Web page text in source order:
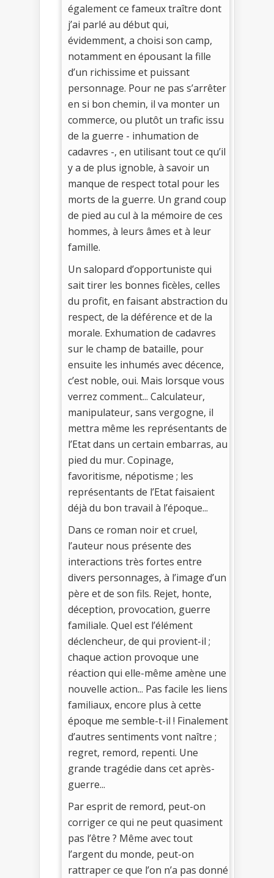
également ce fameux traître dont
j’ai parlé au début qui,
évidemment, a choisi son camp,
notamment en épousant la fille
d’un richissime et puissant
personnage. Pour ne pas s’arrêter
en si bon chemin, il va monter un
commerce, ou plutôt un trafic issu
de la guerre - inhumation de
cadavres -, en utilisant tout ce qu’il
y a de plus ignoble, à savoir un
manque de respect total pour les
morts de la guerre. Un grand coup
de pied au cul à la mémoire de ces
hommes, à leurs âmes et à leur
famille.
Un salopard d’opportuniste qui
sait tirer les bonnes ficèles, celles
du profit, en faisant abstraction du
respect, de la déférence et de la
morale. Exhumation de cadavres
sur le champ de bataille, pour
ensuite les inhumés avec décence,
c’est noble, oui. Mais lorsque vous
verrez comment... Calculateur,
manipulateur, sans vergogne, il
mettra même les représentants de
l’Etat dans un certain embarras, au
pied du mur. Copinage,
favoritisme, népotisme ; les
représentants de l’Etat faisaient
déjà du bon travail à l’époque...
Dans ce roman noir et cruel,
l’auteur nous présente des
interactions très fortes entre
divers personnages, à l’image d’un
père et de son fils. Rejet, honte,
déception, provocation, guerre
familiale. Quel est l’élément
déclencheur, de qui provient-il ;
chaque action provoque une
réaction qui elle-même amène une
nouvelle action... Pas facile les liens
familiaux, encore plus à cette
époque me semble-t-il ! Finalement
d’autres sentiments vont naître ;
regret, remord, repenti. Une
grande tragédie dans cet après-
guerre...
Par esprit de remord, peut-on
corriger ce qui ne peut quasiment
pas l’être ? Même avec tout
l’argent du monde, peut-on
rattraper ce que l’on n’a pas donné